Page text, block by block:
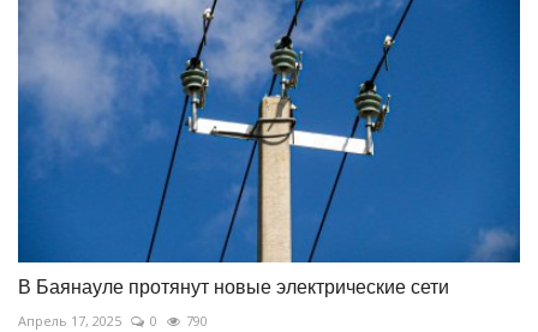
В Баянауле протянут новые электрические сети
Апрель 17, 2025 0 790